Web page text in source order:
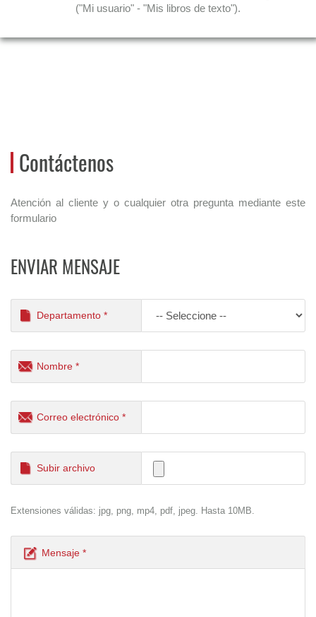
("Mi usuario" - "Mis libros de texto").
Contáctenos
Atención al cliente y o cualquier otra pregunta mediante este
formulario
ENVIAR MENSAJE
Departamento *
Nombre *
Correo electrónico *
Subir archivo
Extensiones válidas: jpg, png, mp4, pdf, jpeg. Hasta 10MB.
Mensaje *